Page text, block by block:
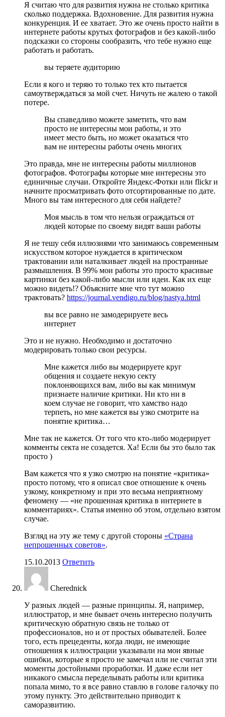
Я считаю что для развития нужна не столько критика
сколько поддержка. Вдохновение. Для развития нужна
конкуренция. И ее хватает. Это же очень просто найти в
интернете работы крутых фотографов и без какой-либо
подсказки со стороны сообразить, что тебе нужно еще
работать и работать.
вы теряете аудиторию
Если я кого и теряю то только тех кто пытается
самоутверждаться за мой счет. Ничуть не жалею о такой
потере.
Вы спаведливо можете заметить, что вам
просто не интересны мои работы, и это
имеет место быть, но может оказаться что
вам не интересны работы очень многих
Это правда, мне не интересны работы миллионов
фотографов. Фотографы которые мне интересны это
единичные случаи. Откройте Яндекс-Фотки или flickr и
начните просматривать фото отсортированные по дате.
Много вы там интересного для себя найдете?
Моя мысль в том что нельзя ограждаться от
людей которые по своему видят ваши работы
Я не тешу себя иллюзиями что занимаюсь современным
искусством которое нуждается в критическом
трактовании или наталкивает людей на пространные
размышления. В 99% мои работы это просто красивые
картинки без какой-либо мысли или идеи. Как их еще
можно видеть!? Объясните мне что тут можно
трактовать? https://journal.vendigo.ru/blog/nastya.html
вы все равно не замодерируете весь
интернет
Это и не нужно. Необходимо и достаточно
модерировать только свои ресурсы.
Мне кажется либо вы модерируете круг
общения и создаете некую секту
поклоняющихся вам, либо вы как минимум
признаете наличие критики. Ни кто ни в
коем случае не говорит, что хамство надо
терпеть, но мне кажется вы узко смотрите на
понятие критика…
Мне так не кажется. От того что кто-либо модерирует
комменты секта не созадется. Ха! Если бы это было так
просто )
Вам кажется что я узко смотрю на понятие «критика»
просто потому, что я описал свое отношение к очень
узкому, конкретному и при это весьма неприятному
феномену — «не прошенная критика в интернете в
комментариях». Статья именно об этом, отдельно взятом
случае.
Взгляд на эту же тему с другой стороны «Страна
непрошенных советов».
15.10.2013 Ответить
Cherednick
У разных людей — разные принципы. Я, например,
иллюстратор, и мне бывает очень интересно получить
критическую обратную связь не только от
профессионалов, но и от простых обывателей. Более
того, есть прецеденты, когда люди, не имеющие
отношения к иллюстрации указывали на мои явные
ошибки, которые я просто не замечал или не считал эти
моменты достойными проработки. И даже если нет
никакого смысла переделывать работы или критика
попала мимо, то я все равно ставлю в голове галочку по
этому пункту. Это действительно приводит к
саморазвитию.